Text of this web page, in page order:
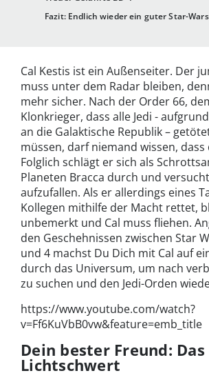
Fazit: Endlich wieder ein guter Star-
Cal Kestis ist ein Außenseiter. Der
muss unter dem Radar bleiben,
mehr sicher. Nach der Order 66,
Klonkrieger, dass alle Jedi -
an die Galaktische Republik –
müssen, darf niemand wissen, dass
Folglich schlägt er sich als
Planeten Bracca durch und
aufzufallen. Als er allerdings eines
Kollegen mithilfe der Macht rettet,
unbemerkt und Cal muss fliehen.
den Geschehnissen zwischen Star
und 4 machst Du Dich mit Cal auf
durch das Universum, um nach
zu suchen und den Jedi-Orden
https://www.youtube.com/watch?
v=Ff6KuVbB0vw&feature=emb_title
Dein bester Freund: Das
Lichtschwert